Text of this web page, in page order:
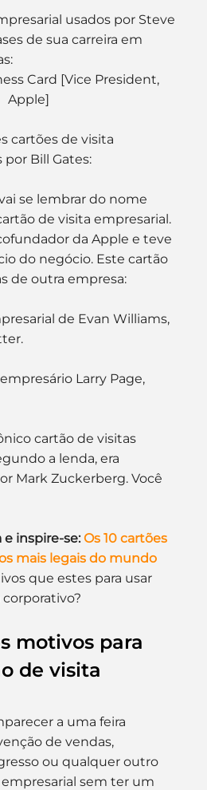
usados por Steve
de sua carreira em
Card [Vice President,
Apple]
cartões de visita
Bill Gates:
se lembrar do nome
de visita empresarial.
da Apple e teve
do negócio. Este cartão
de outra empresa:
de Evan Williams,
Larry Page,
cartão de visitas
a lenda, era
Mark Zuckerberg. Você
inspire-se: Os 10 cartões
mais legais do mundo
que estes para usar
motivos para
de visita
de vendas,
ou qualquer outro
sem ter um